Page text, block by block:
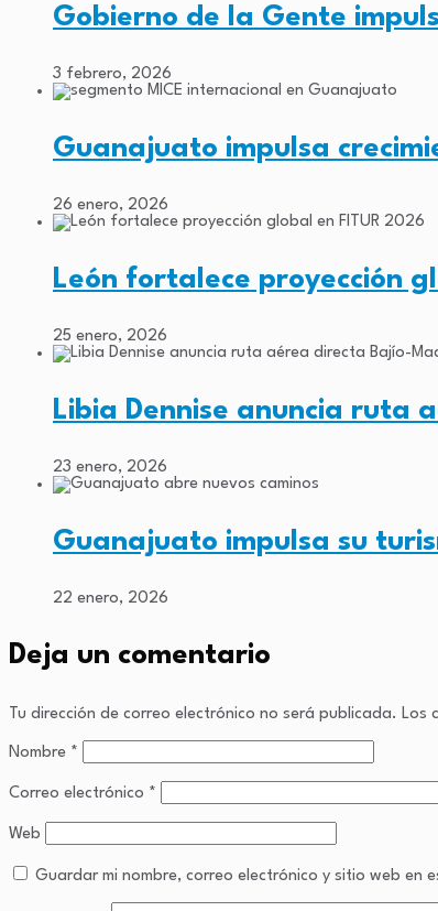
Gobierno de la Gente
3 febrero, 2026
Guanajuato impulsa
26 enero, 2026
León fortalece proyección
25 enero, 2026
Libia Dennise anuncia ruta
23 enero, 2026
Guanajuato impulsa su
22 enero, 2026
Deja un comentario
Tu dirección de correo electrónico no será publicada. Los
Nombre *
Correo electrónico *
Web
Guardar mi nombre, correo electrónico y sitio web en